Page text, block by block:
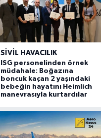
SIVIL HAVACILIK
ISG personelinden örnek
müdahale: Boğazına
boncuk kaçan 2 yaşındaki
bebeğin hayatını Heimlich
manevrasıyla kurtardılar